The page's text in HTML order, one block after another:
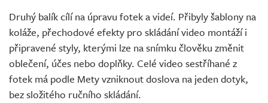
Druhý balík cílí na úpravu fotek a videí. Přibyly šablony na
koláže, přechodové efekty pro skládání video montáží i
připravené styly, kterými lze na snímku člověku změnit
oblečení, účes nebo doplňky. Celé video sestříhané z
fotek má podle Mety vzniknout doslova na jeden dotyk,
bez složitého ručního skládání.